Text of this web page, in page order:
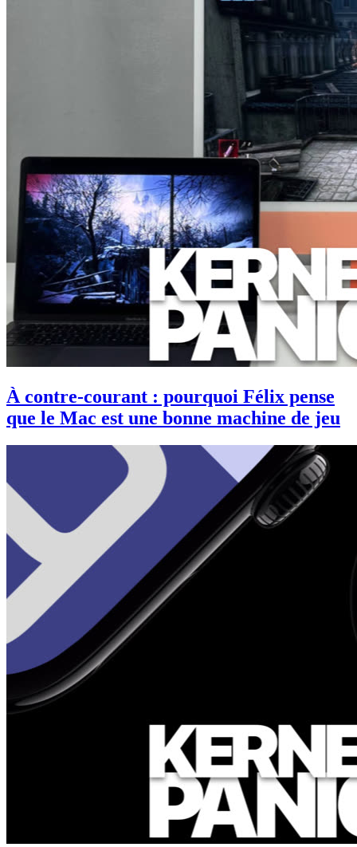
À contre-courant : pourquoi Félix pense
que le Mac est une bonne machine de jeu